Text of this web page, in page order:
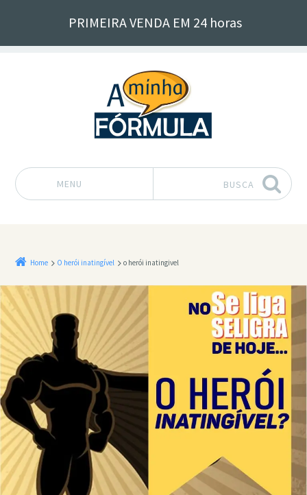
PRIMEIRA VENDA EM 24 horas
MENU BUSCA
Home O herói inatingível o herói inatingivel